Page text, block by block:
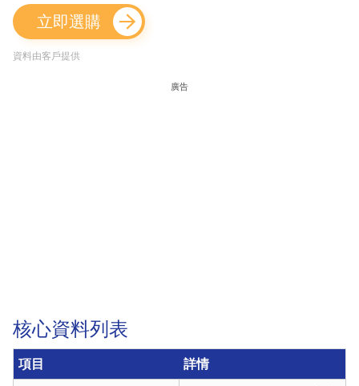
立即選購
資料由客戶提供
廣告
核心資料列表
項目 詳情